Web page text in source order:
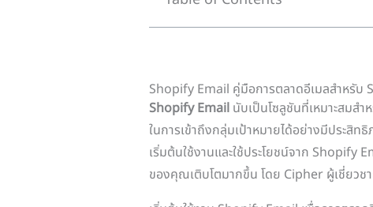
Shopify Email คู่มือการตลาดอีเมลสำหรับ
Shopify Emailนับเป็นโซลูชันที่เหมาะสมส
ในการเข้าถึงกลุ่มเป้าหมายได้อย่างมีประสิท
เริ่มต้นใช้งานและใช้ประโยชน์จาก
ของคุณเติบโตมากขึ้น โดย Cipher ผู้เชี่ยว